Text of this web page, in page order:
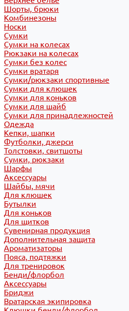
Шорты, брюки
Комбинезоны
Носки
Сумки
Сумки на колесах
Рюкзаки на колесах
Сумки без колес
Сумки вратаря
Сумки/рюкзаки спортивные
Сумки для клюшек
Сумки для коньков
Сумки для шайб
Сумки для принадлежностей
Одежда
Кепки, шапки
Футболки, джерси
Толстовки, свитшоты
Сумки, рюкзаки
Шарфы
Аксессуары
Шайбы, мячи
Для клюшек
Бутылки
Для коньков
Для щитков
Сувенирная продукция
Дополнительная защита
Ароматизаторы
Пояса, подтяжки
Для тренировок
Бенди/флорбол
Аксессуары
Бриджи
Вратарская экипировка